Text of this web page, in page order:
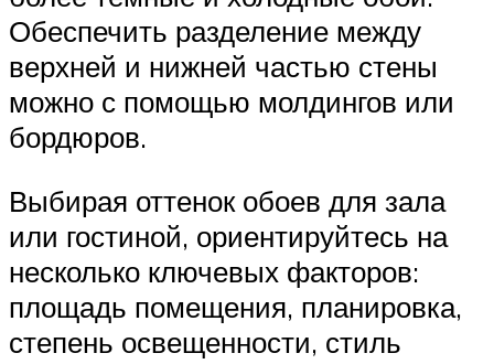
Обеспечить разделение между
верхней и нижней частью стены
можно с помощью молдингов или
бордюров.
Выбирая оттенок обоев для зала
или гостиной, ориентируйтесь на
несколько ключевых факторов:
площадь помещения, планировка,
степень освещенности, стиль